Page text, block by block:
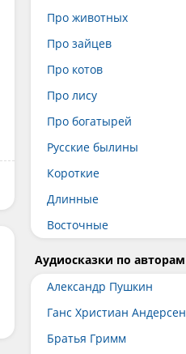
Про животных
Про зайцев
Про котов
Про лису
Про богатырей
Русские былины
Короткие
Длинные
Восточные
Аудиосказки по авторам
Александр Пушкин
Ганс Христиан Андерсен
Братья Гримм